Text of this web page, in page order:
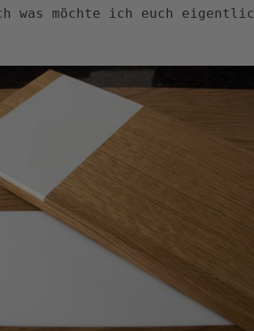
was möchte ich euch